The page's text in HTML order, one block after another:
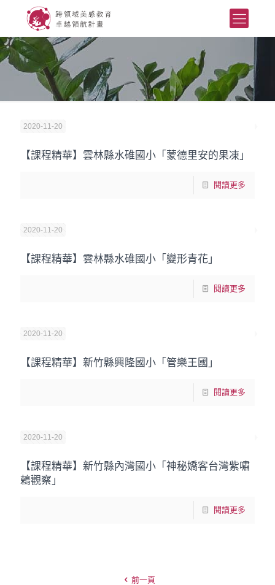
2020-11-20
【課程精華】雲林縣水碓國小「蒙德里安的果凍」
閱讀更多
2020-11-20
【課程精華】雲林縣水碓國小「變形青花」
閱讀更多
2020-11-20
【課程精華】新竹縣興隆國小「管樂王國」
閱讀更多
2020-11-20
【課程精華】新竹縣內灣國小「神秘嬌客台灣紫嘯
鶇觀察」
閱讀更多
前一頁